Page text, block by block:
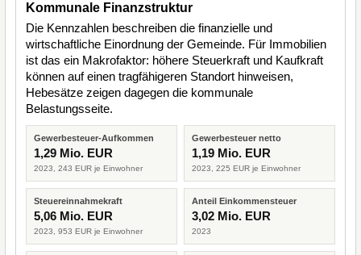
Kommunale Finanzstruktur
Die Kennzahlen beschreiben die finanzielle und
wirtschaftliche Einordnung der Gemeinde. Für Immobilien
ist das ein Makrofaktor: höhere Steuerkraft und Kaufkraft
können auf einen tragfähigeren Standort hinweisen,
Hebesätze zeigen dagegen die kommunale
Belastungsseite.
Gewerbesteuer-Aufkommen
1,29 Mio. EUR
2023, 243 EUR je Einwohner
Gewerbesteuer netto
1,19 Mio. EUR
2023, 225 EUR je Einwohner
Steuereinnahmekraft
5,06 Mio. EUR
2023, 953 EUR je Einwohner
Anteil Einkommensteuer
3,02 Mio. EUR
2023